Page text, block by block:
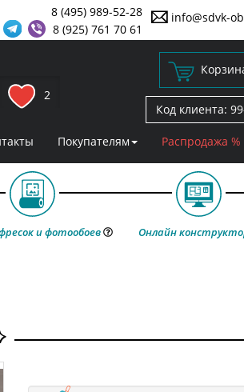
info@sdvk-
8 (495) 989-52-28
8 (925) 761 70 61
2
Код клиента:
Покупателям Распродажа %
и фотообоев Онлайн